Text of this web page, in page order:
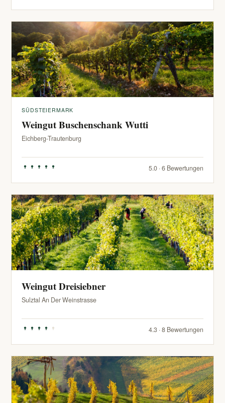
SÜDSTEIERMARK
Weingut Buschenschank Wutti
Eichberg-Trautenburg
5.0 · 6 Bewertungen
Weingut Dreisiebner
Sulztal An Der Weinstrasse
4.3 · 8 Bewertungen